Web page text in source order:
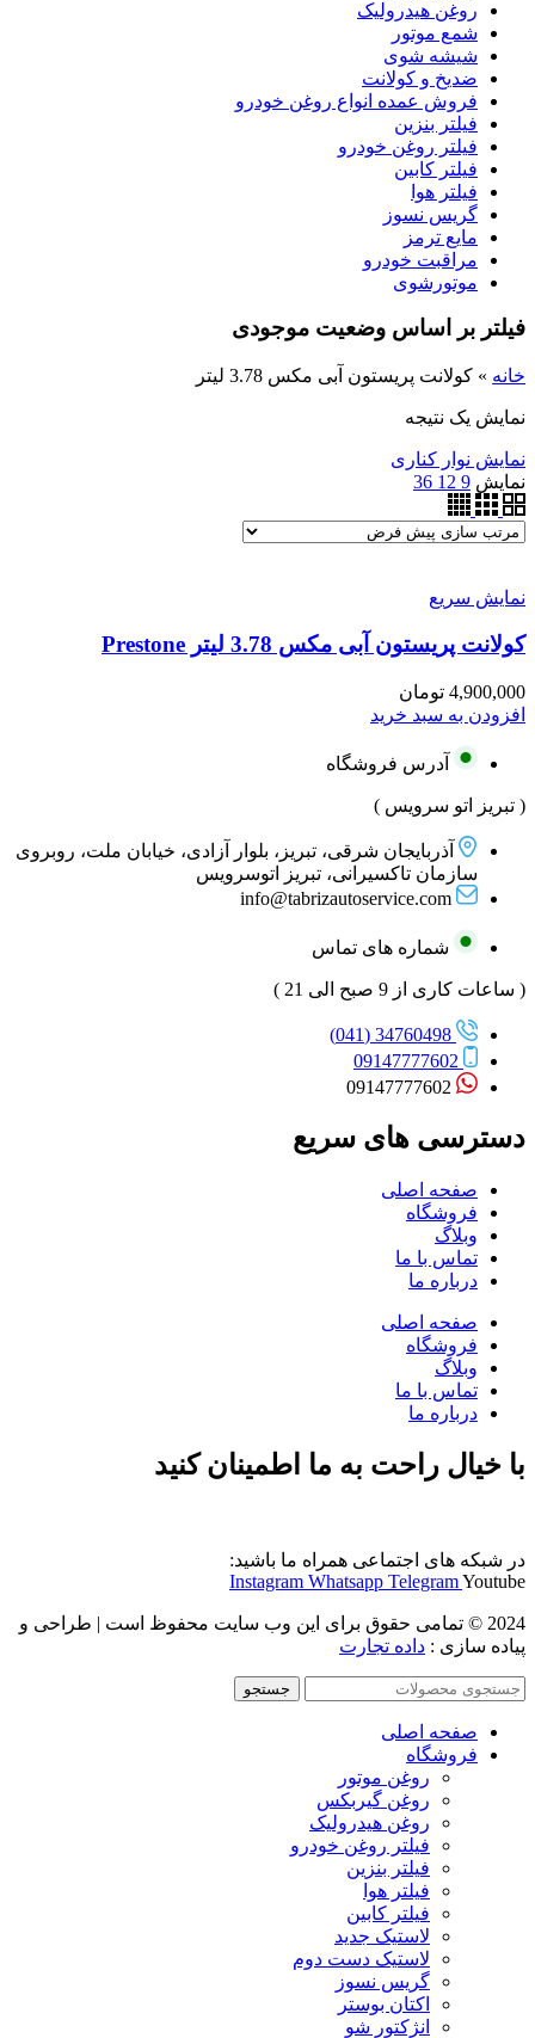
روغن هیدرولیک
شمع موتور
شیشه شوی
ضدیخ و کولانت
فروش عمده انواع روغن خودرو
فیلتر بنزین
فیلتر روغن خودرو
فیلتر کابین
فیلتر هوا
گریس نسوز
مایع ترمز
مراقبت خودرو
موتورشوی
فیلتر بر اساس وضعیت موجودی
خانه » کولانت پریستون آبی مکس 3.78 لیتر
نمایش یک نتیجه
نمایش نوار کناری
نمایش 9
12
36
نمایش سریع
کولانت پریستون آبی مکس 3.78 لیتر Prestone
4,900,000 تومان
افزودن به سبد خرید
آدرس فروشگاه
( تبریز اتو سرویس )
آذربایجان شرقی، تبریز، بلوار آزادی، خیابان ملت، روبروی
سازمان تاکسیرانی، تبریز اتوسرویس
info@tabrizautoservice.com
شماره های تماس
( ساعات کاری از 9 صبح الی 21 )
34760498 (041)
09147777602
09147777602
دسترسی های سریع
صفحه اصلی
فروشگاه
وبلاگ
تماس با ما
درباره ما
صفحه اصلی
فروشگاه
وبلاگ
تماس با ما
درباره ما
با خیال راحت به ما اطمینان کنید
در شبکه های اجتماعی همراه ما باشید:
Instagram Whatsapp TelegramYoutube
2024 © تمامی حقوق برای این وب سایت محفوظ است | طراحی و
پیاده سازی : داده تجارت
جستجو
صفحه اصلی
فروشگاه
روغن موتور
روغن گیربکس
روغن هیدرولیک
فیلتر روغن خودرو
فیلتر بنزین
فیلتر هوا
فیلتر کابین
لاستیک جدید
لاستیک دست دوم
گریس نسوز
اکتان بوستر
انژکتور شو